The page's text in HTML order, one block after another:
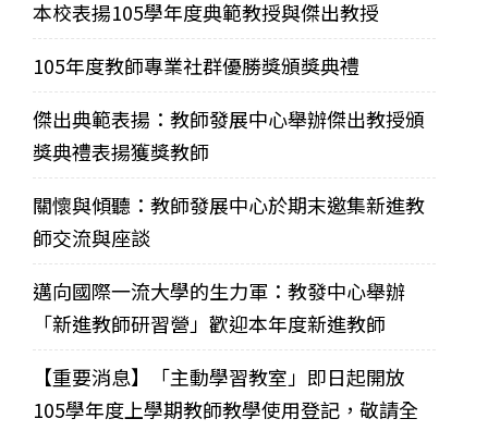
本校表揚105學年度典範教授與傑出教授
105年度教師專業社群優勝獎頒獎典禮
傑出典範表揚：教師發展中心舉辦傑出教授頒
獎典禮表揚獲獎教師
關懷與傾聽：教師發展中心於期末邀集新進教
師交流與座談
邁向國際一流大學的生力軍：教發中心舉辦
「新進教師研習營」歡迎本年度新進教師
【重要消息】「主動學習教室」即日起開放
105學年度上學期教師教學使用登記，敬請全